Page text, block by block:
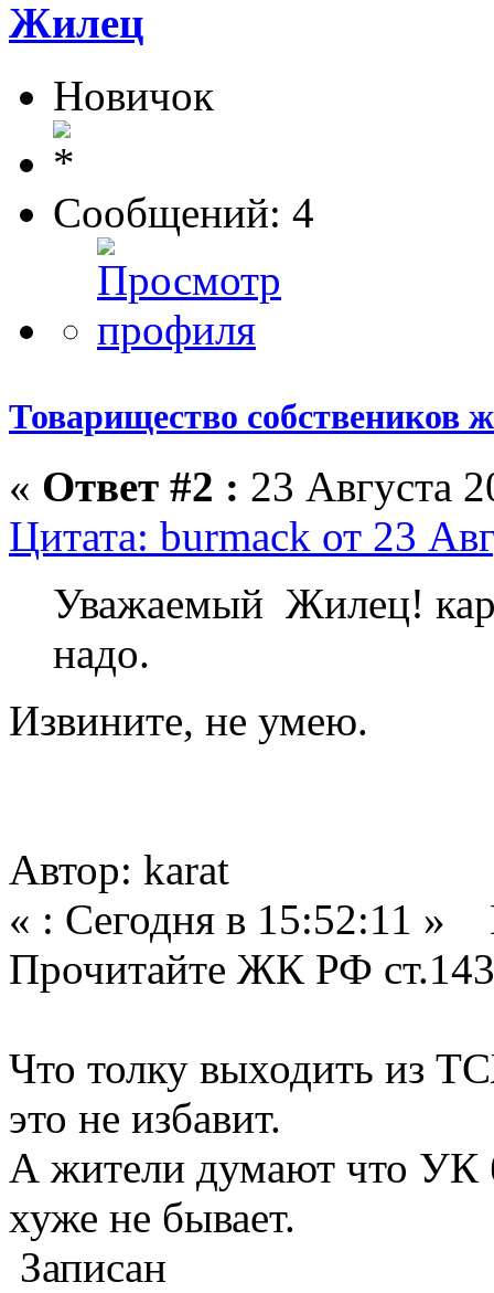
Жилец
Новичок
Сообщений: 4
Товарищество собствеников
« Ответ #2 : 23 Августа
Цитата: burmack от 23
Уважаемый Жилец!
надо.
Извините, не умею.
Автор: karat
« : Сегодня в 15:52:11 »
Прочитайте ЖК РФ
Что толку выходить из
это не избавит.
А жители думают что УК
хуже не бывает.
Записан